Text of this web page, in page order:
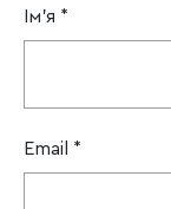
Ім'я *
Email *